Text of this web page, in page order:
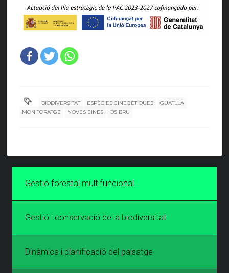
BIODIVERSITAT ESPÈCIES CINEGÈTIQUES
GUATLLA
MONITORATGE
NOVES EINES ÓS BRU
Gestió forestal multifuncional
Gestió i conservació de la biodiversitat
Dinàmica i planificació del paisatge